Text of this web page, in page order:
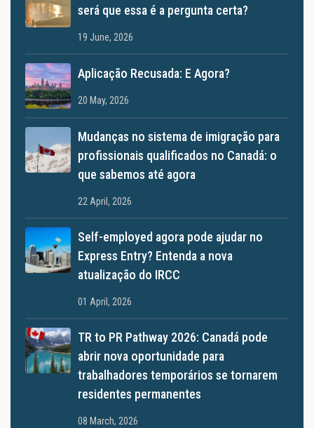
será que essa é a pergunta certa?
19 June, 2026
Aplicação Recusada: E Agora?
20 May, 2026
Mudanças no sistema de imigração para
profissionais qualificados no Canadá: o
que sabemos até agora
22 April, 2026
Self-employed agora pode ajudar no
Express Entry? Entenda a nova
atualização do IRCC
01 April, 2026
TR to PR Pathway 2026: Canadá pode
abrir nova oportunidade para
trabalhadores temporários se tornarem
residentes permanentes
08 March, 2026